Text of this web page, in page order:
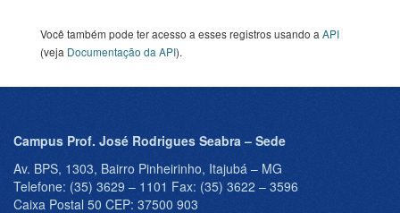
Você também pode ter acesso a esses registros usando a API
(veja Documentação da API).
Campus Prof. José Rodrigues Seabra – Sede
Av. BPS, 1303, Bairro Pinheirinho, Itajubá – MG
Telefone: (35) 3629 – 1101 Fax: (35) 3622 – 3596
Caixa Postal 50 CEP: 37500 903